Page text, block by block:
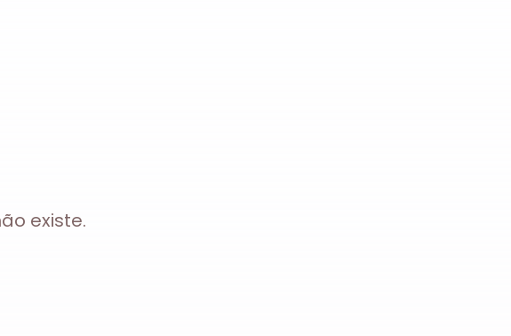
existe.